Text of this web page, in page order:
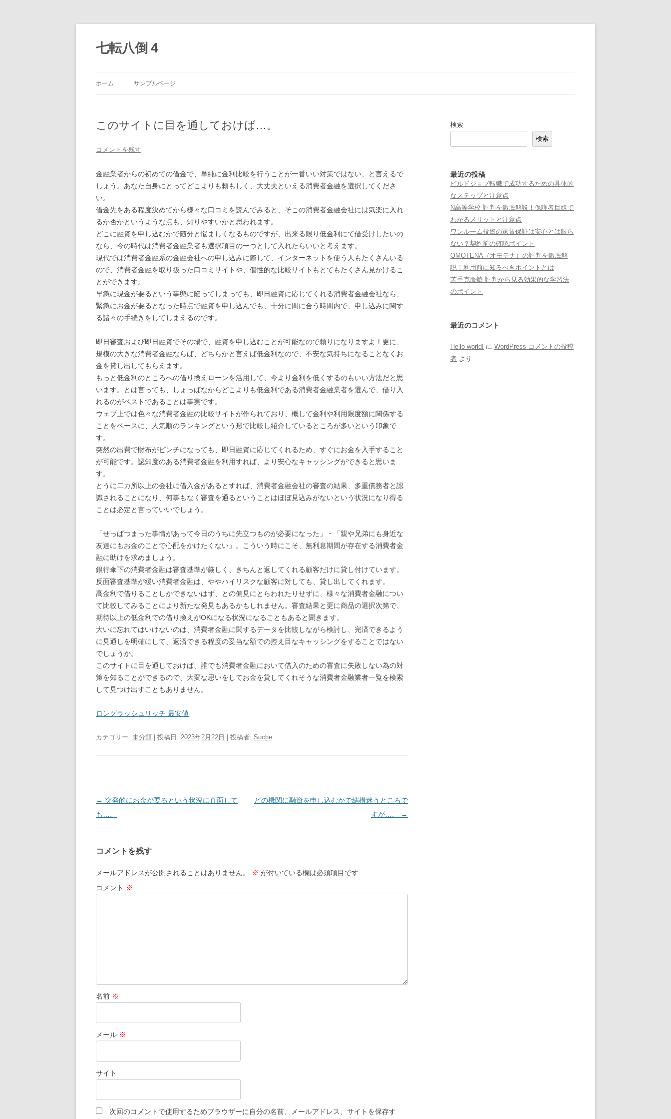
七転八倒４
ホーム サンプルページ
このサイトに目を通しておけば…。
コメントを残す
金融業者からの初めての借金で、単純に金利比較を行うことが一番いい対策ではない、と言えるで
しょう。あなた自身にとってどこよりも頼もしく、大丈夫といえる消費者金融を選択してくださ
い。
借金先をある程度決めてから様々な口コミを読んでみると、そこの消費者金融会社には気楽に入れ
るか否かというような点も、知りやすいかと思われます。
どこに融資を申し込むかで随分と悩ましくなるものですが、出来る限り低金利にて借受けしたいの
なら、今の時代は消費者金融業者も選択項目の一つとして入れたらいいと考えます。
現代では消費者金融系の金融会社への申し込みに際して、インターネットを使う人もたくさんいる
ので、消費者金融を取り扱った口コミサイトや、個性的な比較サイトもとてもたくさん見かけるこ
とができます。
早急に現金が要るという事態に陥ってしまっても、即日融資に応じてくれる消費者金融会社なら、
緊急にお金が要るとなった時点で融資を申し込んでも、十分に間に合う時間内で、申し込みに関す
る諸々の手続きをしてしまえるのです。
即日審査および即日融資でその場で、融資を申し込むことが可能なので頼りになりますよ！更に、
規模の大きな消費者金融ならば、どちらかと言えば低金利なので、不安な気持ちになることなくお
金を貸し出してもらえます。
もっと低金利のところへの借り換えローンを活用して、今より金利を低くするのもいい方法だと思
います。とは言っても、しょっぱなからどこよりも低金利である消費者金融業者を選んで、借り入
れるのがベストであることは事実です。
ウェブ上では色々な消費者金融の比較サイトが作られており、概して金利や利用限度額に関係する
ことをベースに、人気順のランキングという形で比較し紹介しているところが多いという印象で
す。
突然の出費で財布がピンチになっても、即日融資に応じてくれるため、すぐにお金を入手すること
が可能です。認知度のある消費者金融を利用すれば、より安心なキャッシングができると思いま
す。
とうに二カ所以上の会社に借入金があるとすれば、消費者金融会社の審査の結果、多重債務者と認
識されることになり、何事もなく審査を通るということはほぼ見込みがないという状況になり得る
ことは必定と言っていいでしょう。
「せっぱつまった事情があって今日のうちに先立つものが必要になった」・「親や兄弟にも身近な
友達にもお金のことで心配をかけたくない」。こういう時にこそ、無利息期間が存在する消費者金
融に助けを求めましょう。
銀行傘下の消費者金融は審査基準が厳しく、きちんと返してくれる顧客だけに貸し付けています。
反面審査基準が緩い消費者金融は、ややハイリスクな顧客に対しても、貸し出してくれます。
高金利で借りることしかできないはず、との偏見にとらわれたりせずに、様々な消費者金融につい
て比較してみることにより新たな発見もあるかもしれません。審査結果と更に商品の選択次第で、
期待以上の低金利での借り換えがOKになる状況になることもあると聞きます。
大いに忘れてはいけないのは、消費者金融に関するデータを比較しながら検討し、完済できるよう
に見通しを明確にして、返済できる程度の妥当な額での控え目なキャッシングをすることではない
でしょうか。
このサイトに目を通しておけば、誰でも消費者金融において借入のための審査に失敗しない為の対
策を知ることができるので、大変な思いをしてお金を貸してくれそうな消費者金融業者一覧を検索
して見つけ出すこともありません。
ロングラッシュリッチ 最安値
カテゴリー: 未分類 | 投稿日: 2023年2月22日 投稿者: Suche
投
稿
ゲ
ー
シ
← 突発的にお金が要るという状況に直面して
も…。
どの機関に融資を申し込むかで結構迷うところで
すが…。
→
コメントを残す
メールアドレスが公開されることはありません。 ※ が付いている欄は必須項目です
コメント ※
名前 ※
メール ※
サイト
次回のコメントで使用するためブラウザーに自分の名前、メールアドレス、サイトを保存す
検索
検索
最近の投稿
ビルドジョブ転職で成功するための具体的
なステップと注意点
N高等学校 評判を徹底解説！保護者目線で
わかるメリットと注意点
ワンルーム投資の家賃保証は安心とは限ら
ない？契約前の確認ポイント
OMOTENA（オモテナ）の評判を徹底解
説！利用前に知るべきポイントとは
苦手克服塾 評判から見る効果的な学習法
のポイント
最近のコメント
Hello world! に WordPress コメントの投稿
者 より